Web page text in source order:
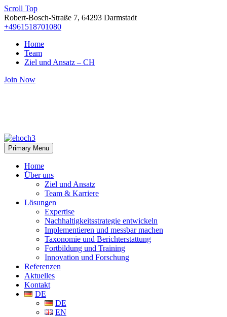
Scroll Top
Robert-Bosch-Straße 7, 64293 Darmstadt
+4961518701080
Home
Team
Ziel und Ansatz – CH
Join Now
Primary Menu
Home
Über uns
Ziel und Ansatz
Team & Karriere
Lösungen
Expertise
Nachhaltigkeitsstrategie entwickeln
Implementieren und messbar machen
Taxonomie und Berichterstattung
Fortbildung und Training
Innovation und Forschung
Referenzen
Aktuelles
Kontakt
DE
DE
EN